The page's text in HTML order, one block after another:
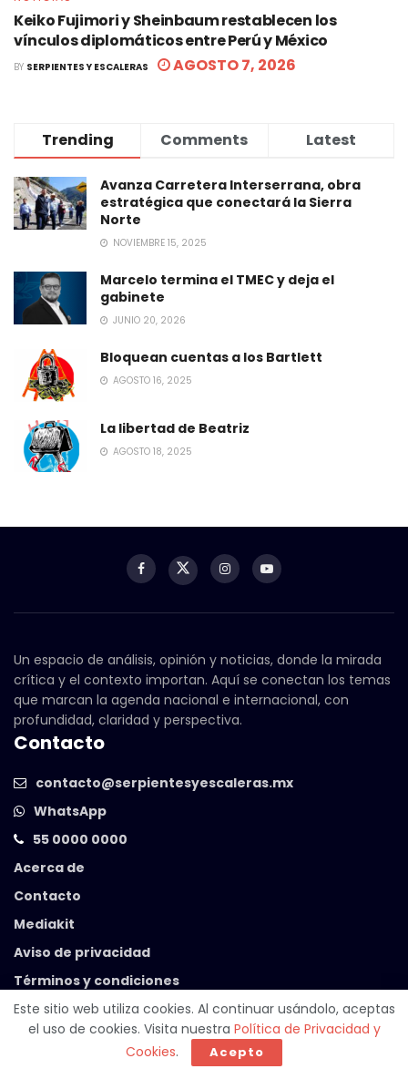
Keiko Fujimori y Sheinbaum restablecen los
vínculos diplomáticos entre Perú y México
BY SERPIENTES Y ESCALERAS AGOSTO 7, 2026
Trending Comments Latest
Avanza Carretera Interserrana, obra
estratégica que conectará la Sierra
Norte
NOVIEMBRE 15, 2025
Marcelo termina el TMEC y deja el
gabinete
JUNIO 20, 2026
Bloquean cuentas a los Bartlett
AGOSTO 16, 2025
La libertad de Beatriz
AGOSTO 18, 2025
Un espacio de análisis, opinión y noticias, donde la mirada
crítica y el contexto importan. Aquí se conectan los temas
que marcan la agenda nacional e internacional, con
profundidad, claridad y perspectiva.
Contacto
contacto@serpientesyescaleras.mx
WhatsApp
55 0000 0000
Acerca de
Contacto
Mediakit
Aviso de privacidad
Términos y condiciones
© 2025 Serpientes y Escaleras. Powered by
Este sitio web utiliza cookies. Al continuar usándolo, aceptas
el uso de cookies. Visita nuestra Política de Privacidad y
Cookies. Acepto